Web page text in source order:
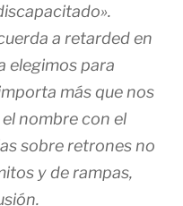
a retarded en
elegimos para
más que nos
nombre con el
sobre retrones no
y de rampas,